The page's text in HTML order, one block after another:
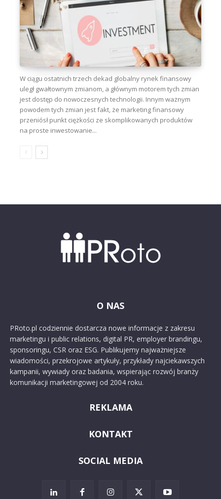
W ciągu ostatnich trzech dekad globalny rynek finansowy
uległ gwałtownym zmianom, a głównym motorem tych zmian
jest dostęp do nowoczesnych technologii. Innym ważnym
powodem tych zmian jest fakt, że marketing finansowy
przeniósł punkt ciężkości ze skomplikowanych produktów
na proste inwestowanie...
O NAS
PRoto.pl codziennie dostarcza nowe informacje z zakresu
marketingu i public relations, digital PR, employer brandingu,
sponsoringu, CSR oraz ESG. Publikujemy najważniejsze
wiadomości, przekrojowe artykuły, przykłady najciekawszych
kampanii, wywiady oraz badania, wspierając rozwój branży
komunikacji marketingowej od 2004 roku.
REKLAMA
KONTAKT
SOCIAL MEDIA